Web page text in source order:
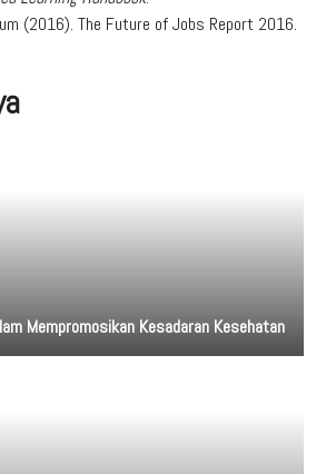
(2016). The Future of Jobs Report 2016.
Mempromosikan Kesadaran Kesehatan